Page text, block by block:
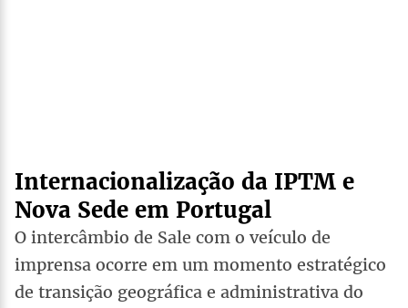
Internacionalização da IPTM e
Nova Sede em Portugal
O intercâmbio de Sale com o veículo de
imprensa ocorre em um momento estratégico
de transição geográfica e administrativa do